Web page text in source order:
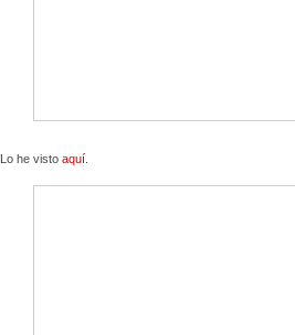
Lo he visto aquí